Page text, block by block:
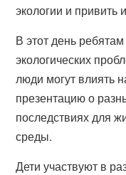
экологии и привить
В этот день
экологических
люди могут влиять
презентацию о
последствиях для
среды.
Дети участвуют в